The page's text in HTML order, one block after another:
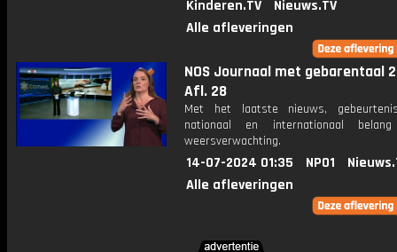
Kinderen.TV
Nieuws.TV
Alle afleveringen
NOS Journaal met gebarentaal
Afl. 28
Met het laatste nieuws,
nationaal en internationaal
weersverwachting.
14-07-2024 01:35 NPO1
Alle afleveringen